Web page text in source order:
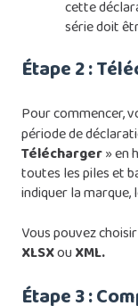
cette
série doit
Étape 2 :
Pour commencer,
période de
Télécharger» en
toutes les piles et
indiquer la marque,
Vous pouvez
XLSXou XML.
Étape 3 :